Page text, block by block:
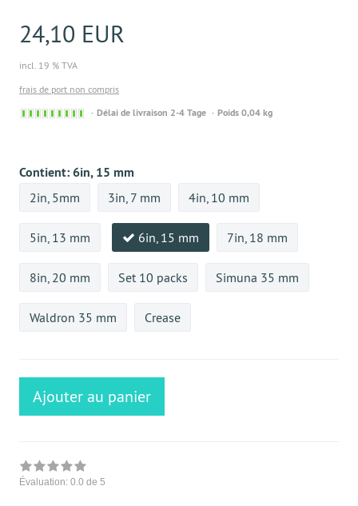
24,10 EUR
incl. 19 % TVA
frais de port non compris
Sofort
Délai de livraison 2-4 Tage Poids 0,04 kg
Contient:6in, 15 mm
2in, 5mm 3in, 7 mm 4in, 10 mm
5in, 13 mm 6in, 15 mm 7in, 18 mm
8in, 20 mm Set 10 packs Simuna 35 mm
Waldron 35 mm Crease
Ajouter au panier
Évaluation: 0.0 de 5